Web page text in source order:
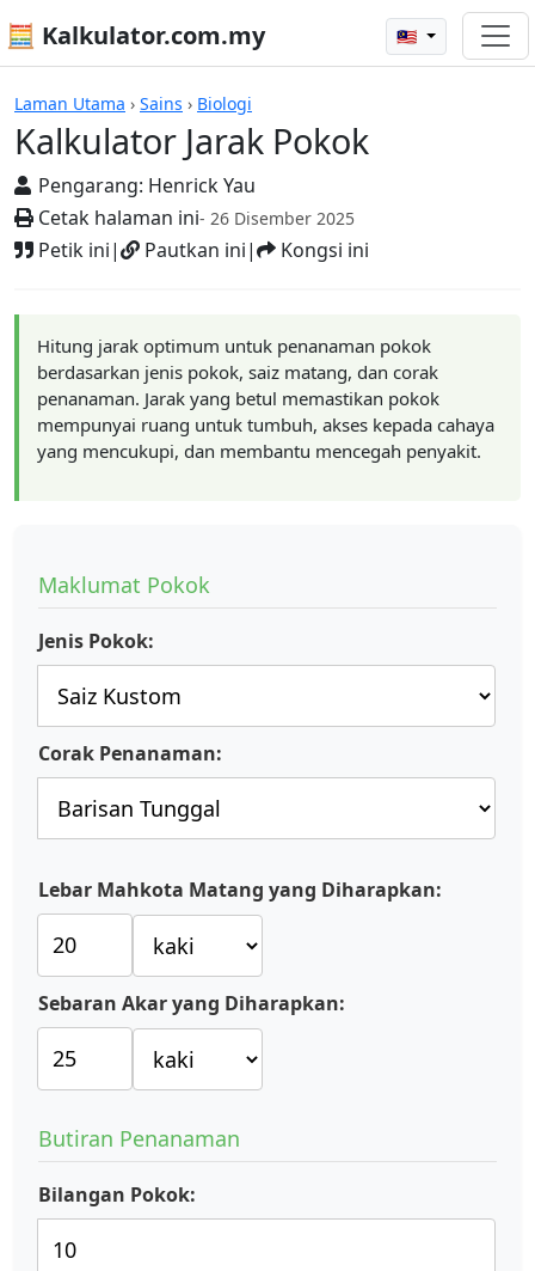
🧮 Kalkulator.com.my 🇲🇾
Laman Utama › Sains › Biologi
Kalkulator Jarak Pokok
Pengarang: Henrick Yau
Cetak halaman ini- 26 Disember 2025
Petik ini| Pautkan ini| Kongsi ini
Kalkulator
Hitung jarak optimum untuk penanaman pokok
berdasarkan jenis pokok, saiz matang, dan corak
penanaman. Jarak yang betul memastikan pokok
mempunyai ruang untuk tumbuh, akses kepada cahaya
yang mencukupi, dan membantu mencegah penyakit.
Maklumat Pokok
Jenis Pokok:
Corak Penanaman:
Lebar Mahkota Matang yang Diharapkan:
Sebaran Akar yang Diharapkan:
Butiran Penanaman
Bilangan Pokok: